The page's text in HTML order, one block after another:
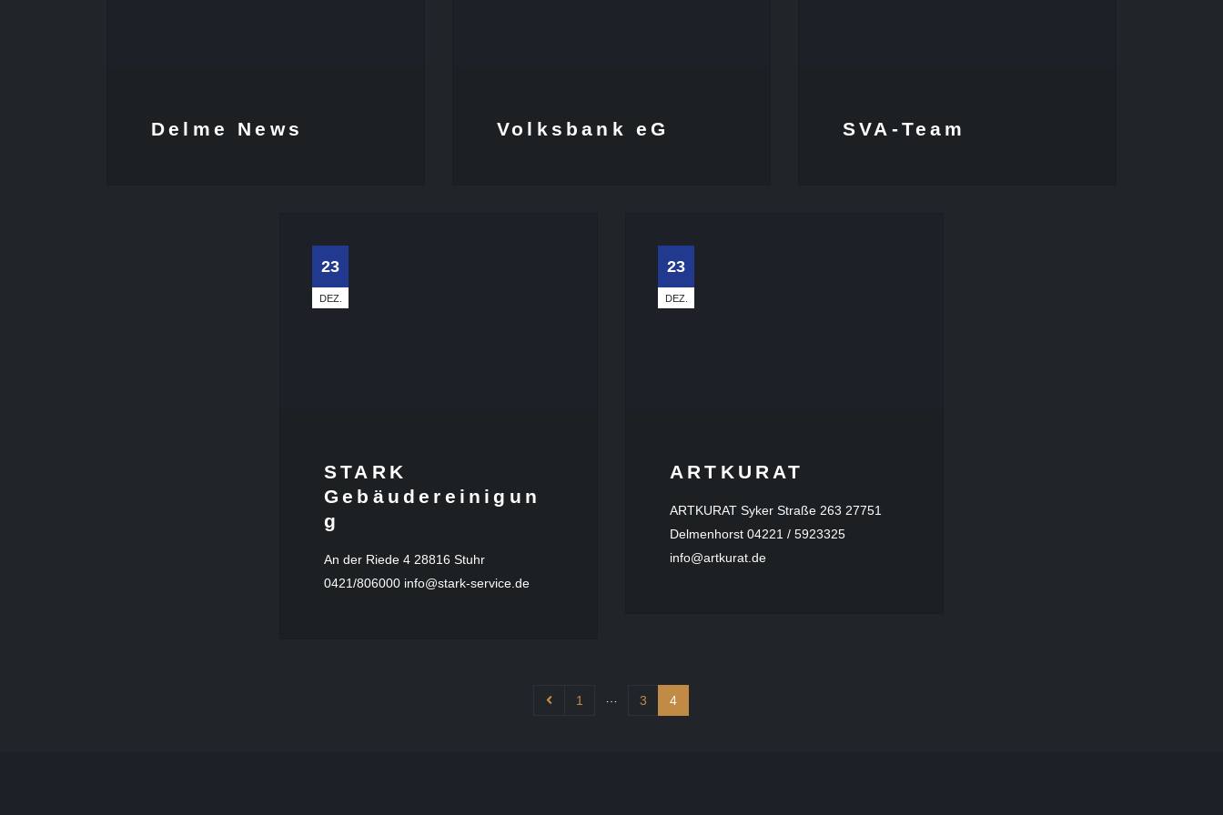
Delme News Volksbank eG SVA-Team
23
DEZ.
STARK
Gebäudereinigun
g
An der Riede 4 28816 Stuhr
0421/806000 info@stark-service.de
23
DEZ.
ARTKURAT
ARTKURAT Syker Straße 263 27751
Delmenhorst 04221 / 5923325
info@artkurat.de
1 3 4